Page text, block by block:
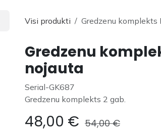
Visi produkti Gredzenu komplekts
Gredzenu
nojauta
Serial-GK687
Gredzenu komplekts 2 gab.
48,00 € 54,00€